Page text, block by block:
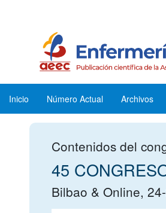
Inicio Número Actual Archivos
Contenidos del
45
Bilbao & Online,